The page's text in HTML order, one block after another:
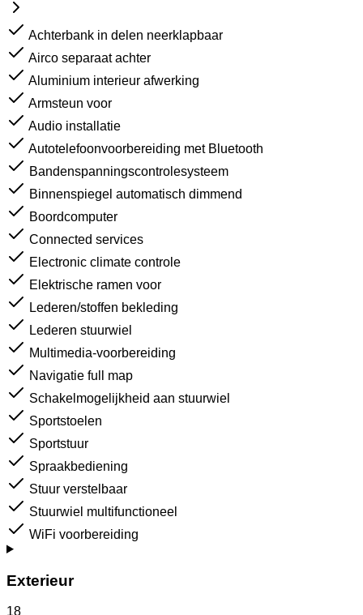
Achterbank in delen neerklapbaar
Airco separaat achter
Aluminium interieur afwerking
Armsteun voor
Audio installatie
Autotelefoonvoorbereiding met Bluetooth
Bandenspanningscontrolesysteem
Binnenspiegel automatisch dimmend
Boordcomputer
Connected services
Electronic climate controle
Elektrische ramen voor
Lederen/stoffen bekleding
Lederen stuurwiel
Multimedia-voorbereiding
Navigatie full map
Schakelmogelijkheid aan stuurwiel
Sportstoelen
Sportstuur
Spraakbediening
Stuur verstelbaar
Stuurwiel multifunctioneel
WiFi voorbereiding
Exterieur
18